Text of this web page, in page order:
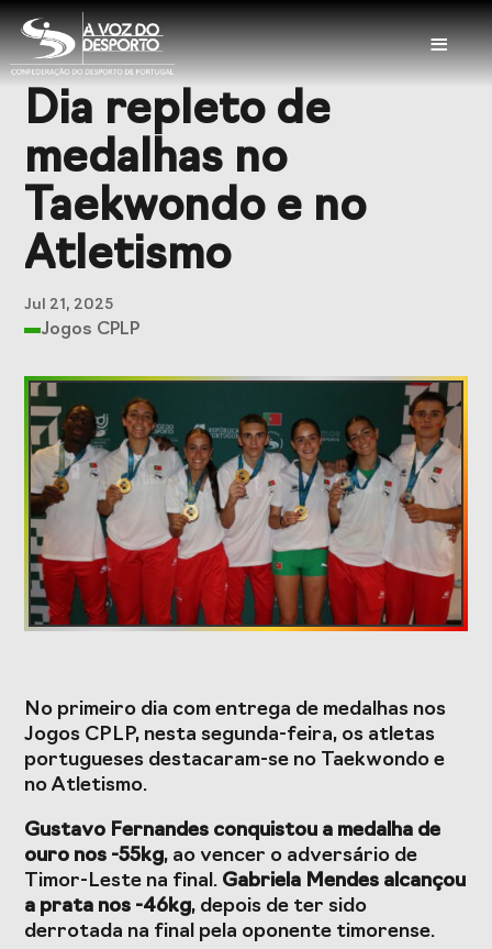
≡
Sobre a CDP
Visão e Missão
Órgãos Sociais
Representações
Nacionais
História
Serviços
Balcão das
Federações
Seguros
Desportivos
Formação
Estudos e Projetos
Português, o seu
financiamento
(1996-2024) e o seu
futuro
setor do Desporto
em Portugal e
impacto da
Projetos Europeus
Eventos
Dia repleto de
medalhas no
Taekwondo e no
Atletismo
Jul 21, 2025
Jogos CPLP
No primeiro dia com entrega de medalhas nos
Jogos CPLP, nesta segunda-feira, os atletas
portugueses destacaram-se no Taekwondo e
no Atletismo.
Gustavo Fernandes conquistou a medalha de
ouro nos -55kg, ao vencer o adversário de
Timor-Leste na final. Gabriela Mendes alcançou
a prata nos -46kg, depois de ter sido
derrotada na final pela oponente timorense.